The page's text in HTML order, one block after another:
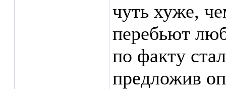
чуть хуже,
перебьют
по факту
предложив